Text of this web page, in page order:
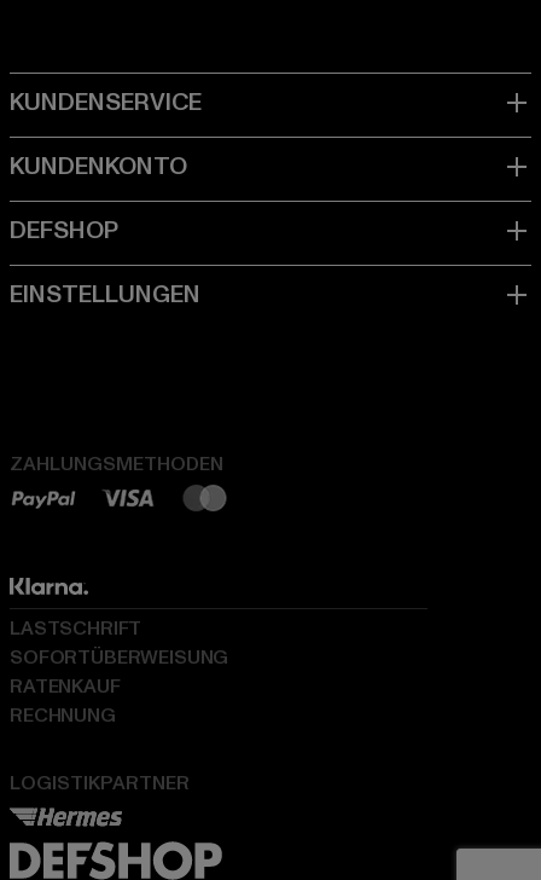
ZAHLUNGSMETHODEN
LOGISTIKPARTNER
LASTSCHRIFT
SOFORTÜBERWEISUNG
RATENKAUF
RECHNUNG